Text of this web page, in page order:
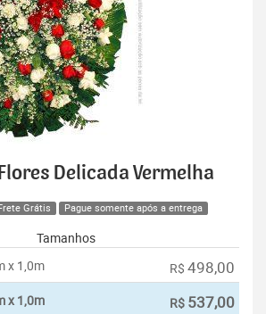
Delicada Vermelha
Grátis Pague somente após a entrega
Tamanhos
x 1,0m
R$ 498,00
x 1,0m R$ 537,00